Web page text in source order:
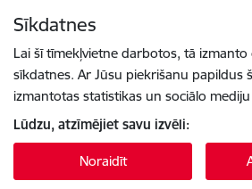
Sīkdatnes
Lai šī tīmekļvietne darbotos, tā
sīkdatnes. Ar Jūsu piekrišanu papildus
izmantotas statistikas un sociālo
Lūdzu, atzīmējiet savu izvēli:
Noraidīt